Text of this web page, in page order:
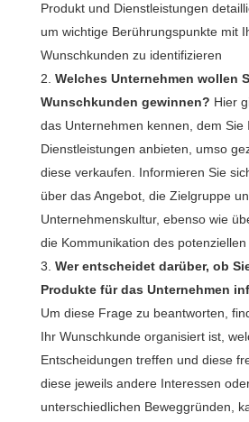
Produkt und Dienstleistungen
um wichtige Berührungspunkte mit
Wunschkunden zu identifizieren
Welches Unternehmen wollen
Wunschkunden gewinnen? Hier
das Unternehmen kennen, dem Sie
Dienstleistungen anbieten, umso
diese verkaufen. Informieren Sie
über das Angebot, die Zielgruppe
Unternehmenskultur, ebenso wie
die Kommunikation des potenziellen
Wer entscheidet darüber, ob
Produkte für das Unternehmen
Um diese Frage zu beantworten,
Ihr Wunschkunde organisiert ist,
Entscheidungen treffen und diese
diese jeweils andere Interessen
unterschiedlichen Beweggründen,